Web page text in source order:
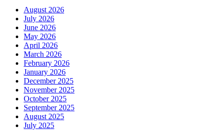
August 2026
July 2026
June 2026
May 2026
April 2026
March 2026
February 2026
January 2026
December 2025
November 2025
October 2025
September 2025
August 2025
July 2025